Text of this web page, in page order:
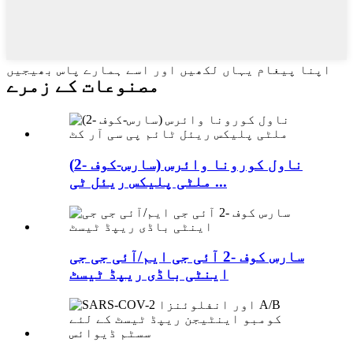
اپنا پیغام یہاں لکھیں اور اسے ہمارے پاس بھیجیں
مصنوعات کے زمرے
ناول کورونا وائرس (سارس-کوف -2)
ملٹی پلیکس ریئل ٹی ...
سارس کوف -2 آئی جی ایم/آئی جی جی
اینٹی باڈی ریپڈ ٹیسٹ